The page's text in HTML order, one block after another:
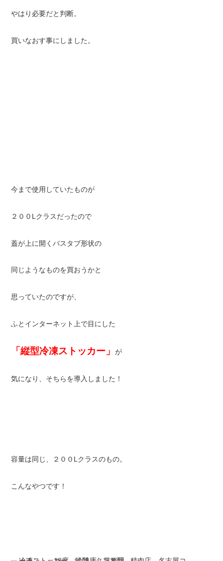
やはり必要だと判断。
買いなおす事にしました。
今まで使用していたものが
２００Lクラスだったので
蓋が上に開くバスタブ形状の
同じようなものを買おうかと
思っていたのですが、
ふとインターネット上で目にした
「縦型冷凍ストッカー」が
気になり、そちらを導入しました！
容量は同じ、２００Lクラスのもの。
こんなやつです！